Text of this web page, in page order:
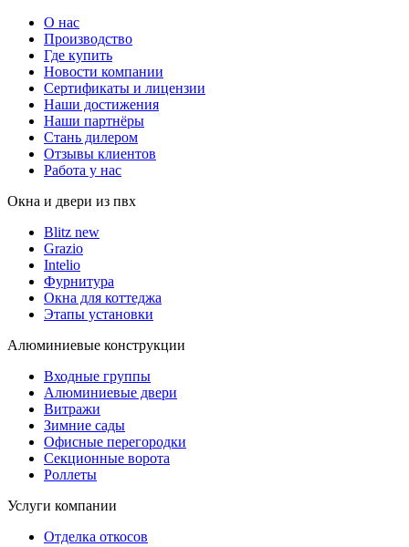
О нас
Производство
Где купить
Новости компании
Сертификаты и лицензии
Наши достижения
Наши партнёры
Стань дилером
Отзывы клиентов
Работа у нас
Окна и двери из пвх
Blitz new
Grazio
Intelio
Фурнитура
Окна для коттеджа
Этапы установки
Алюминиевые конструкции
Входные группы
Алюминиевые двери
Витражи
Зимние сады
Офисные перегородки
Секционные ворота
Роллеты
Услуги компании
Отделка откосов